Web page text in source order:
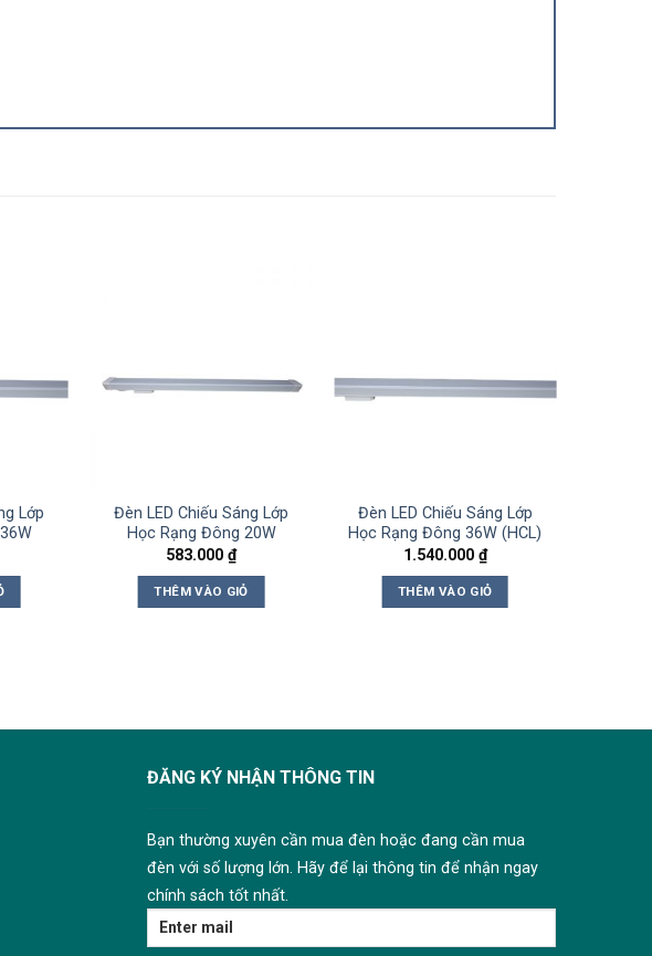
Lớp
Đèn LED Chiếu Sáng Lớp
Học Rạng Đông 20W
583.000₫
THÊM VÀO GIỎ
Đèn LED Chiếu Sáng Lớp
Học Rạng Đông 36W (HCL)
1.540.000 ₫
THÊM VÀO GIỎ
ĐĂNG KÝ NHẬN THÔNG TIN
Bạn thường xuyên cần mua đèn hoặc đang cần mua
đèn với số lượng lớn. Hãy để lại thông tin để nhận ngay
chính sách tốt nhất.